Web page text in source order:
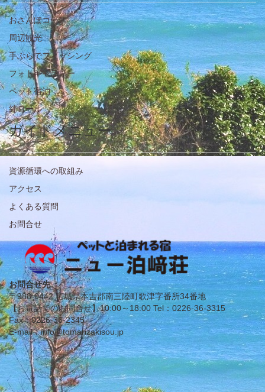
おさんぽコース
周辺観光
手ぶらでフィッシング
フォトギャラリー
ペット宿泊
絆ロール
ガイドメニュー
資源循環への取組み
アクセス
よくある質問
お問合せ
お問合せ先
〒988-0442 宮城県本吉郡南三陸町歌津字番所34番地
【お電話でのお問合せ】10:00～18:00 Tel：0226-36-3315
Fax：0226-36-2345
E-mail：info@tomarizakisou.jp